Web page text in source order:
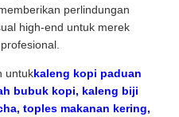
perlindungan
high-end untuk merek
untukkaleng kopi paduan
bubuk kopi, kaleng biji
toples makanan kering,